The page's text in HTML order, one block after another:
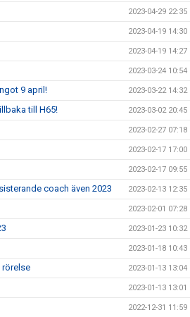
2023-04-29 22:35
2023-04-19 14:30
2023-04-19 14:27
2023-03-24 10:54
9 april! 2023-03-22 14:32
till H65! 2023-03-02 20:45
2023-02-27 07:18
2023-02-17 17:00
2023-02-17 09:55
coach även 2023 2023-02-13 12:35
2023-02-01 07:28
2023-01-23 10:32
2023-01-18 10:43
rörelse 2023-01-13 13:04
2023-01-13 13:01
2022-12-31 11:59